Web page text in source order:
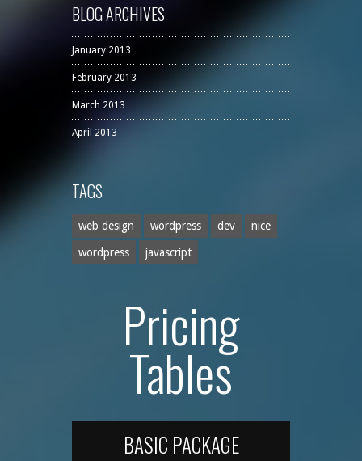
BLOG ARCHIVES
January 2013
February 2013
March 2013
April 2013
TAGS
web design wordpress dev nice
wordpress javascript
Pricing
Tables
BASIC PACKAGE